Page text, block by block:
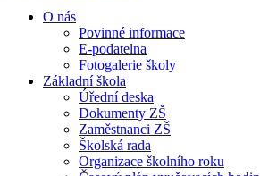
O nás
Povinné informace
E-podatelna
Fotogalerie školy
Základní škola
Úřední deska
Dokumenty ZŠ
Zaměstnanci ZŠ
Školská rada
Organizace školního roku